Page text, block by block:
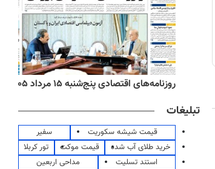
روزنامه‌های صبح پنج‌شنبه ۱۵ مرداد ۱۴۰۵
تبلیغات
قیمت شیشه سکوریت
سفیر
خرید طلای آب شده
قیمت موکت
تور کربلا
استند تسلیت
مداحی اربعین